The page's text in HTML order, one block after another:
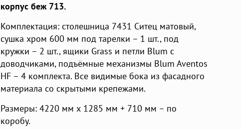
корпус беж 713.
Комплектация: столешница 7431 Ситец матовый,
сушка хром 600 мм под тарелки – 1 шт., под
кружки – 2 шт., ящики Grass и петли Blum с
доводчиками, подъёмные механизмы Blum Aventos
HF – 4 комплекта. Все видимые бока из фасадного
материала со скрытыми крепежами.
Размеры: 4220 мм х 1285 мм + 710 мм – по
коробу.